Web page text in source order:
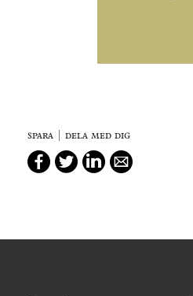
spara | dela med dig